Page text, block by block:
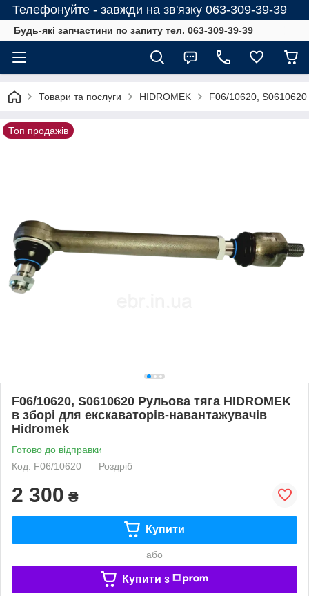
Телефонуйте - завжди на зв'язку 063-309-39-39
Будь-які запчастини по запиту тел. 063-309-39-39
Товари та послуги HIDROMEK F06/10620, S0610620
Топ продажів
F06/10620, S0610620 Рульова тяга HIDROMEK
в зборі для екскаваторів-навантажувачів
Hidromek
Готово до відправки
Код: F06/10620
Роздріб
2 300 ₴
Купити
або
Купити з